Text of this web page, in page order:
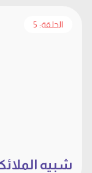
الحلقة: 5
شبيه